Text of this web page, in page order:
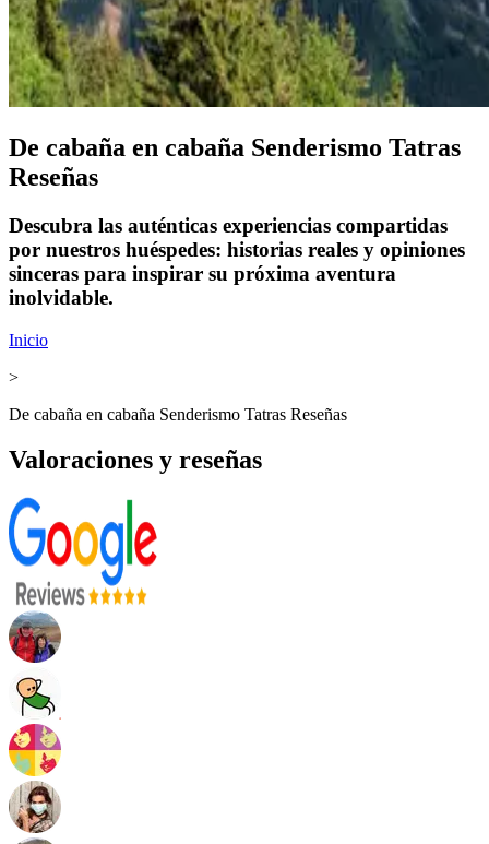
De cabaña en cabaña Senderismo Tatras
Reseñas
Descubra las auténticas experiencias compartidas
por nuestros huéspedes: historias reales y opiniones
sinceras para inspirar su próxima aventura
inolvidable.
Inicio
>
De cabaña en cabaña Senderismo Tatras Reseñas
Valoraciones y reseñas